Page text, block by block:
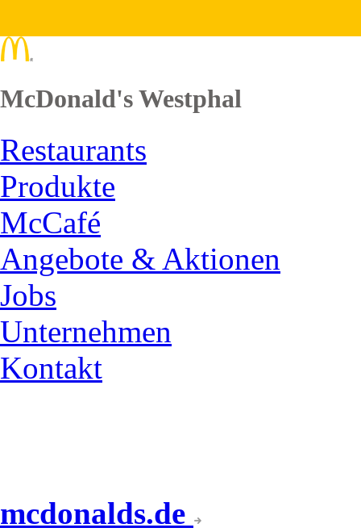
McDonald's Westphal
Restaurants
Produkte
McCafé
Angebote & Aktionen
Jobs
Unternehmen
Kontakt
mcdonalds.de